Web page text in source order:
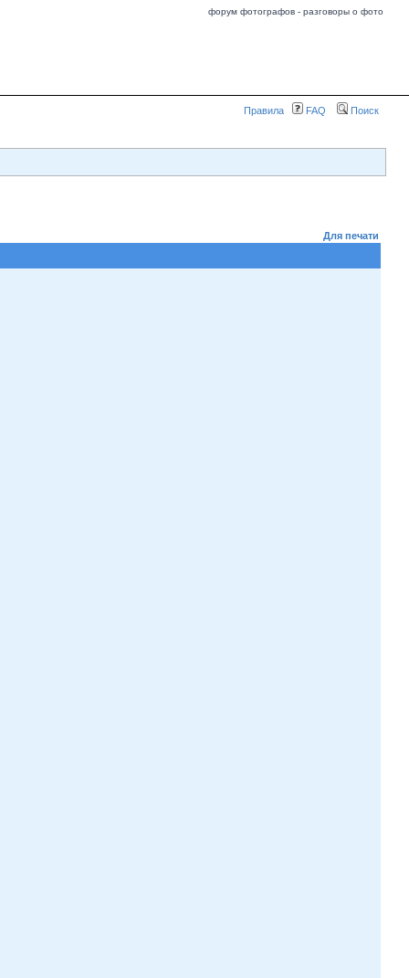
форум фотографов - разговоры о фото
Правила FAQ Поиск
Для печати